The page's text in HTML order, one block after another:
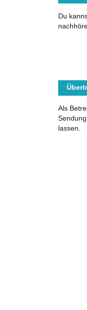
Du
Als
lassen.